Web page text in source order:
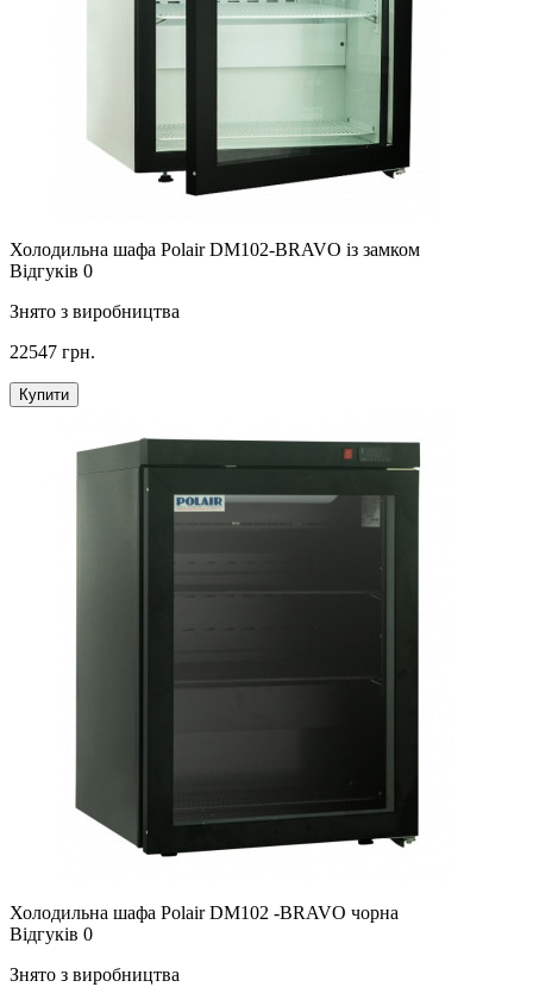
Холодильна шафа Polair DM102-BRAVO із замком
Відгуків 0
Знято з виробництва
22547 грн.
Купити
Холодильна шафа Polair DM102 -BRAVO чорна
Відгуків 0
Знято з виробництва